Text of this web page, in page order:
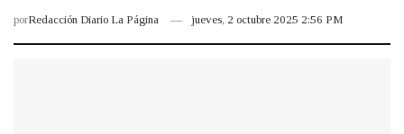
porRedacción Diario La Página jueves, 2 octubre 2025 2:56 PM